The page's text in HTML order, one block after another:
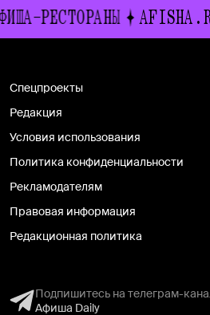
AFISHA.RU
Спецпроекты
Редакция
Условия использования
Политика конфиденциальности
Рекламодателям
Правовая информация
Редакционная политика
Подпишитесь на телеграм-
Афиша Daily